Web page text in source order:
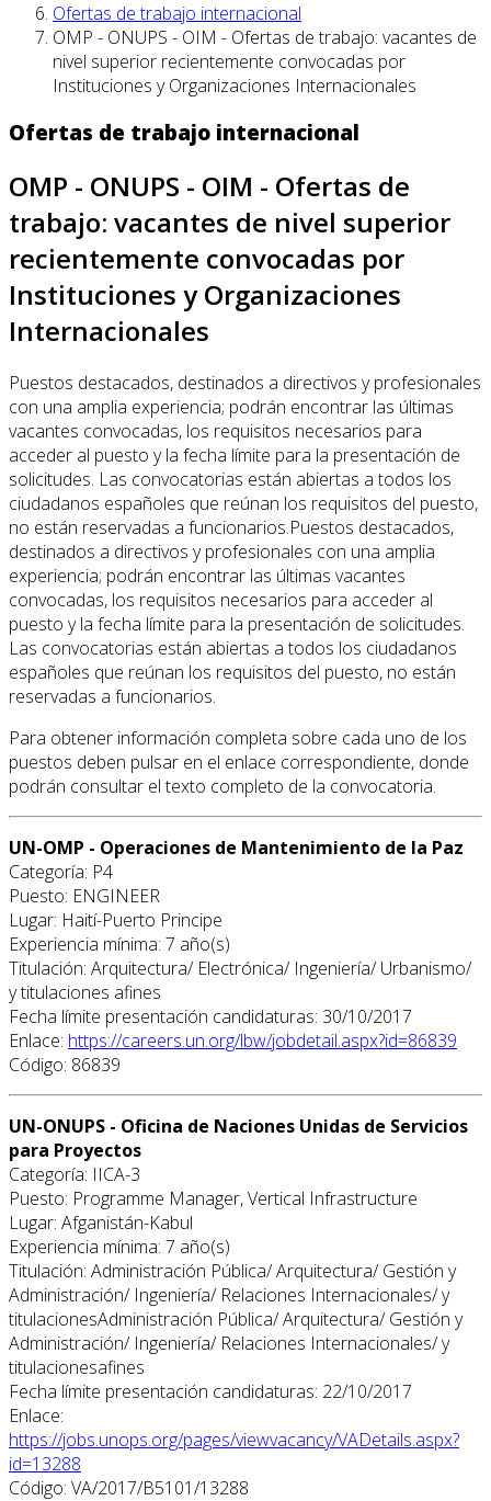
Ofertas de trabajo internacional
OMP - ONUPS - OIM - Ofertas de trabajo: vacantes de
nivel superior recientemente convocadas por
Instituciones y Organizaciones Internacionales
Ofertas de trabajo internacional
OMP - ONUPS - OIM - Ofertas de
trabajo: vacantes de nivel superior
recientemente convocadas por
Instituciones y Organizaciones
Internacionales
Puestos destacados, destinados a directivos y profesionales
con una amplia experiencia; podrán encontrar las últimas
vacantes convocadas, los requisitos necesarios para
acceder al puesto y la fecha límite para la presentación de
solicitudes. Las convocatorias están abiertas a todos los
ciudadanos españoles que reúnan los requisitos del puesto,
no están reservadas a funcionarios.Puestos destacados,
destinados a directivos y profesionales con una amplia
experiencia; podrán encontrar las últimas vacantes
convocadas, los requisitos necesarios para acceder al
puesto y la fecha límite para la presentación de solicitudes.
Las convocatorias están abiertas a todos los ciudadanos
españoles que reúnan los requisitos del puesto, no están
reservadas a funcionarios.
Para obtener información completa sobre cada uno de los
puestos deben pulsar en el enlace correspondiente, donde
podrán consultar el texto completo de la convocatoria.
UN-OMP - Operaciones de Mantenimiento de la Paz
Categoría: P4
Puesto: ENGINEER
Lugar: Haití-Puerto Principe
Experiencia mínima: 7 año(s)
Titulación: Arquitectura/ Electrónica/ Ingeniería/ Urbanismo/
y titulaciones afines
Fecha límite presentación candidaturas: 30/10/2017
Enlace: https://careers.un.org/lbw/jobdetail.aspx?id=86839
Código: 86839
UN-ONUPS - Oficina de Naciones Unidas de Servicios
para Proyectos
Categoría: IICA-3
Puesto: Programme Manager, Vertical Infrastructure
Lugar: Afganistán-Kabul
Experiencia mínima: 7 año(s)
Titulación: Administración Pública/ Arquitectura/ Gestión y
Administración/ Ingeniería/ Relaciones Internacionales/ y
titulacionesAdministración Pública/ Arquitectura/ Gestión y
Administración/ Ingeniería/ Relaciones Internacionales/ y
titulacionesafines
Fecha límite presentación candidaturas: 22/10/2017
Enlace:
https://jobs.unops.org/pages/viewvacancy/VADetails.aspx?
id=13288
Código: VA/2017/B5101/13288